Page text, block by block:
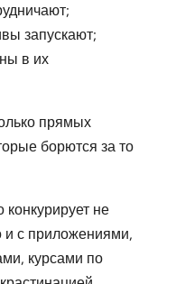
запускают;
в их
прямых
борются за то
не
и с приложениями,
курсами по